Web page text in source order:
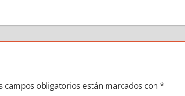
campos obligatorios están marcados con *